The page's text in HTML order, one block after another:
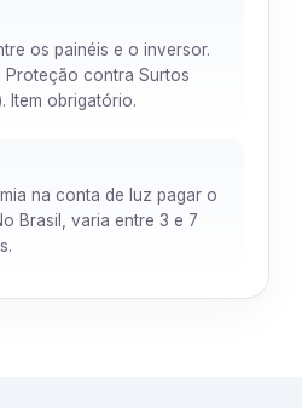
os painéis e o inversor.
Proteção contra Surtos
Item obrigatório.
na conta de luz pagar o
Brasil, varia entre 3 e 7